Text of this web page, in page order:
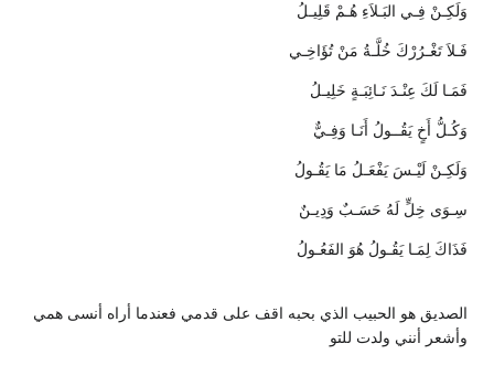
فِـي البَـلاَءِ هُـمْ قَلِيـلُ
تَغْـرُرْكَ خُلَّـةُ مَنْ تُؤَاخِـي
لَكَ عِنْـدَ نَـائِبَـةٍ خَلِيـلُ
أَخٍ يَقُــولُ أَنَـا وَفِـيٌّ
لَيْـسَ يَفْعَـلُ مَا يَقُـولُ
خِلٍّ لَهُ حَسَـبٌ وَدِيـنٌ
لِمَـا يَقُـولُ هُوَ الفَعُـولُ
هو الحبيب الذي بحبه اقف على قدمي فعندما أراه أنسى همي
أنني ولدت للتو